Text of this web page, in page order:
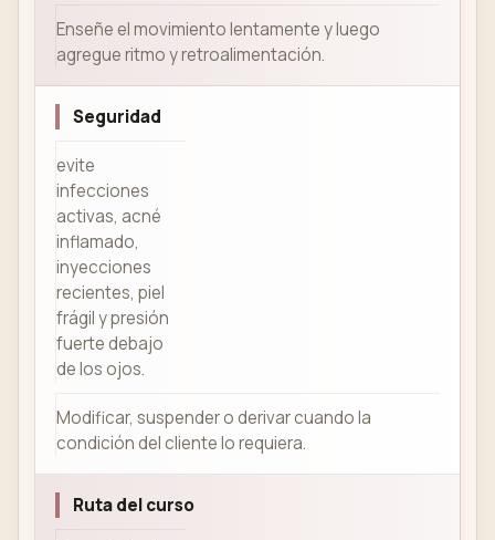
Enseñe el movimiento lentamente y luego
agregue ritmo y retroalimentación.
Seguridad
evite
infecciones
activas, acné
inflamado,
inyecciones
recientes, piel
frágil y presión
fuerte debajo
de los ojos.
Modificar, suspender o derivar cuando la
condición del cliente lo requiera.
Ruta del curso